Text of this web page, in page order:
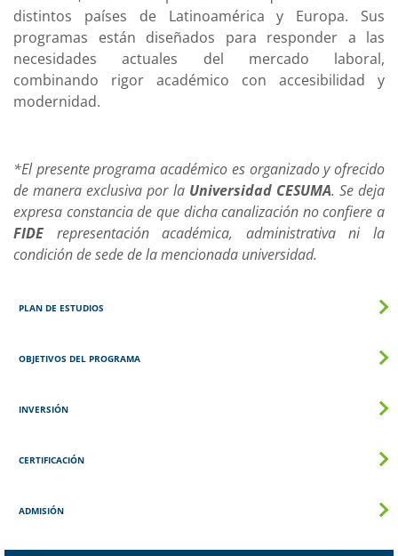
distintos países de Latinoamérica y Europa. Sus
programas están diseñados para responder a las
necesidades actuales del mercado laboral,
combinando rigor académico con accesibilidad y
modernidad.
*El presente programa académico es organizado y ofrecido
de manera exclusiva por la Universidad CESUMA. Se deja
expresa constancia de que dicha canalización no confiere a
FIDE representación académica, administrativa ni la
condición de sede de la mencionada universidad.
PLAN DE ESTUDIOS
OBJETIVOS DEL PROGRAMA
INVERSIÓN
CERTIFICACIÓN
ADMISIÓN